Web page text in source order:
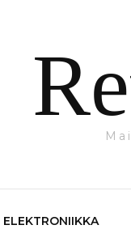
ELEKTRONIIKKA